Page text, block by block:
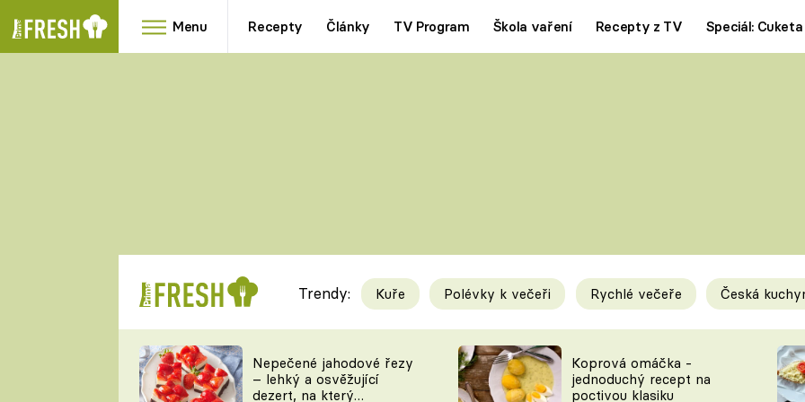
Menu Recepty Články TV Program Škola vaření Recepty z TV Speciál: Cuketa
RYCHLOVKY
Videorecepty
TEĎ VAŘÍ ŠÉF!
Tipy a triky
KAM ZA JÍDLEM
Trendy: Kuře Polévky k večeři Rychlé večeře Česká
Nepečené jahodové řezy
– lehký a osvěžující
dezert, na který
Koprová omáčka -
jednoduchý recept na
poctivou klasiku